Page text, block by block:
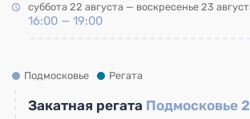
суббота 22 августа — воскресенье 23
16:00 — 19:00
Подмосковье Регата
Закатная регата Подмосковье